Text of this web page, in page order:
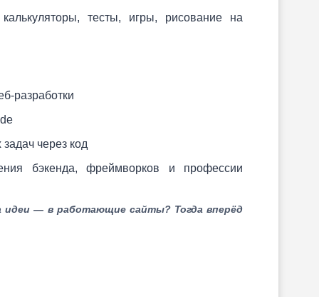
тесты, игры, рисование на
разработки
через код
бэкенда, фреймворков и профессии
идеи — в работающие сайты? Тогда вперёд